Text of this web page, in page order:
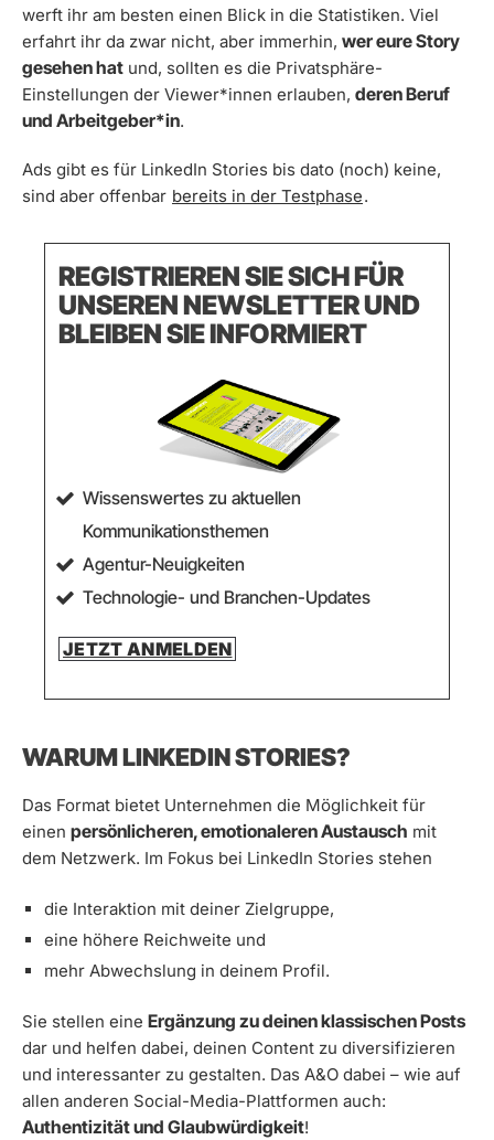
werft ihr am besten einen Blick in die Statistiken. Viel
erfahrt ihr da zwar nicht, aber immerhin, wer eure Story
gesehen hat und, sollten es die Privatsphäre-
Einstellungen der Viewer*innen erlauben, deren Beruf
und Arbeitgeber*in.
Ads gibt es für LinkedIn Stories bis dato (noch) keine,
sind aber offenbar bereits in der Testphase.
REGISTRIEREN SIE SICH FÜR
UNSEREN NEWSLETTER UND
BLEIBEN SIE INFORMIERT
Wissenswertes zu aktuellen
Kommunikationsthemen
Agentur-Neuigkeiten
Technologie- und Branchen-Updates
JETZT ANMELDEN
WARUM LINKEDIN STORIES?
Das Format bietet Unternehmen die Möglichkeit für
einen persönlicheren, emotionaleren Austausch mit
dem Netzwerk. Im Fokus bei LinkedIn Stories stehen
die Interaktion mit deiner Zielgruppe,
eine höhere Reichweite und
mehr Abwechslung in deinem Profil.
Sie stellen eine Ergänzung zu deinen klassischen Posts
dar und helfen dabei, deinen Content zu diversifizieren
und interessanter zu gestalten. Das A&O dabei – wie auf
allen anderen Social-Media-Plattformen auch:
Authentizität und Glaubwürdigkeit!